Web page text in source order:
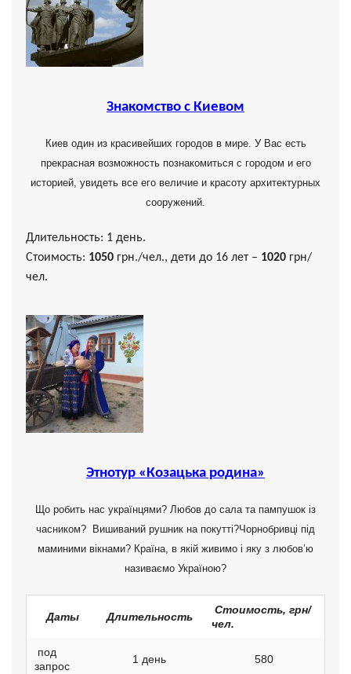
Знакомство с Киевом
Киев один из красивейших городов в мире. У Вас есть
прекрасная возможность познакомиться с городом и его
историей, увидеть все его величие и красоту архитектурных
сооружений.
Длительность: 1 день.
Стоимость: 1050грн./чел., дети до 16 лет – 1020грн/
чел.
Этнотур «Козацька родина»
Що робить нас українцями? Любов до сала та пампушок із
часником? Вишиваний рушник на покутті?Чорнобривці під
маминими вікнами? Країна, в якій живимо і яку з любов’ю
називаємо Україною?
Даты Длительность
Стоимость, грн/
чел.
под
запрос
1 день 580